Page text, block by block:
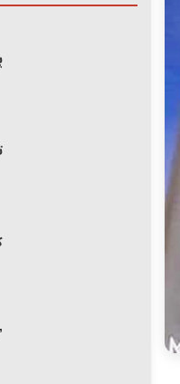
“دعا